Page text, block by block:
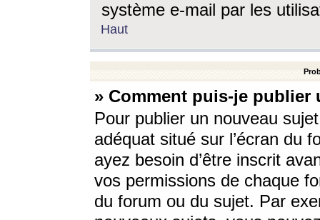
système e-mail par les
Haut
» Comment puis-je
Pour publier un nouveau
adéquat situé sur l’écran du
ayez besoin d’être inscrit
vos permissions de chaque
du forum ou du sujet. Par